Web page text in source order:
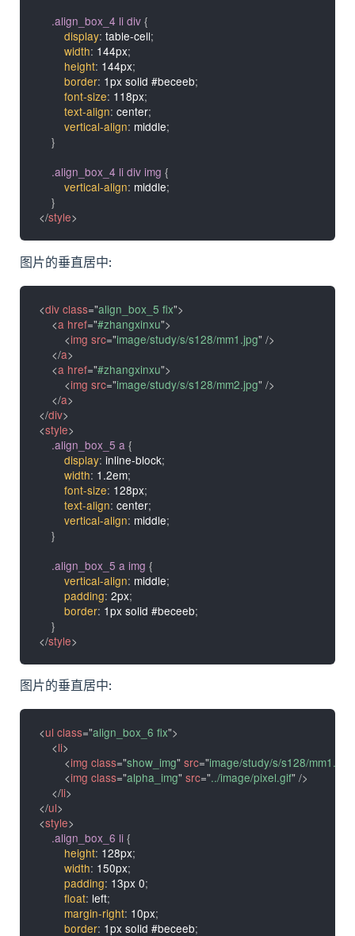
.align_box_4 li div {
display: table-cell;
width: 144px;
height: 144px;
border: 1px solid #beceeb;
font-size: 118px;
text-align: center;
vertical-align: middle;
}
.align_box_4 li div img {
vertical-align: middle;
}
</style>
图片的垂直居中:
<div class="align_box_5 fix">
<a href="#zhangxinxu">
<img src="image/study/s/s128/mm1.jpg" />
</a>
<a href="#zhangxinxu">
<img src="image/study/s/s128/mm2.jpg" />
</a>
</div>
<style>
.align_box_5 a {
display: inline-block;
width: 1.2em;
font-size: 128px;
text-align: center;
vertical-align: middle;
}
.align_box_5 a img {
vertical-align: middle;
padding: 2px;
border: 1px solid #beceeb;
}
</style>
图片的垂直居中:
<ul class="align_box_6 fix">
<li>
<img class="show_img" src="image/study/s/s128/mm1.jpg
<img class="alpha_img" src="../image/pixel.gif" />
</li>
</ul>
<style>
.align_box_6 li {
height: 128px;
width: 150px;
padding: 13px 0;
float: left;
margin-right: 10px;
border: 1px solid #beceeb;